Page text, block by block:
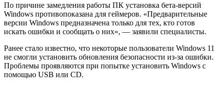
По причине замедления работы ПК установка бета-версий
Windows противопоказана для геймеров. «Предварительные
версии Windows предназначена только для тех, кто готов
искать ошибки и сообщать о них», — заявили специалисты.
Ранее стало известно, что некоторые пользователи Windows 11
не смогли установить обновления безопасности из-за ошибки.
Проблемы проявляются при попытке установить Windows с
помощью USB или CD.